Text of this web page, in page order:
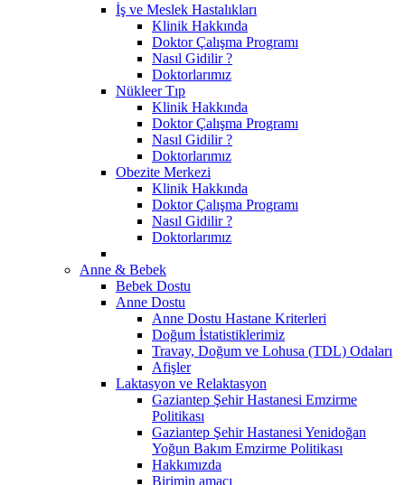
İş ve Meslek Hastalıkları
Klinik Hakkında
Doktor Çalışma Programı
Nasıl Gidilir ?
Doktorlarımız
Nükleer Tıp
Klinik Hakkında
Doktor Çalışma Programı
Nasıl Gidilir ?
Doktorlarımız
Obezite Merkezi
Klinik Hakkında
Doktor Çalışma Programı
Nasıl Gidilir ?
Doktorlarımız
Anne & Bebek
Bebek Dostu
Anne Dostu
Anne Dostu Hastane Kriterleri
Doğum İstatistiklerimiz
Travay, Doğum ve Lohusa (TDL) Odaları
Afişler
Laktasyon ve Relaktasyon
Gaziantep Şehir Hastanesi Emzirme
Politikası
Gaziantep Şehir Hastanesi Yenidoğan
Yoğun Bakım Emzirme Politikası
Hakkımızda
Birimin amacı